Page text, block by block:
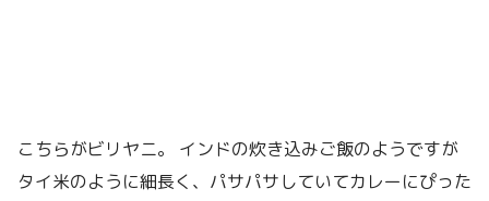
こちらがビリヤニ。 インドの炊き込みご飯のようですが
タイ米のように細長く、パサパサしていてカレーにぴった